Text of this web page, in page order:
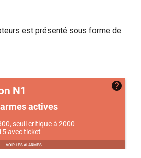
est présenté sous forme de